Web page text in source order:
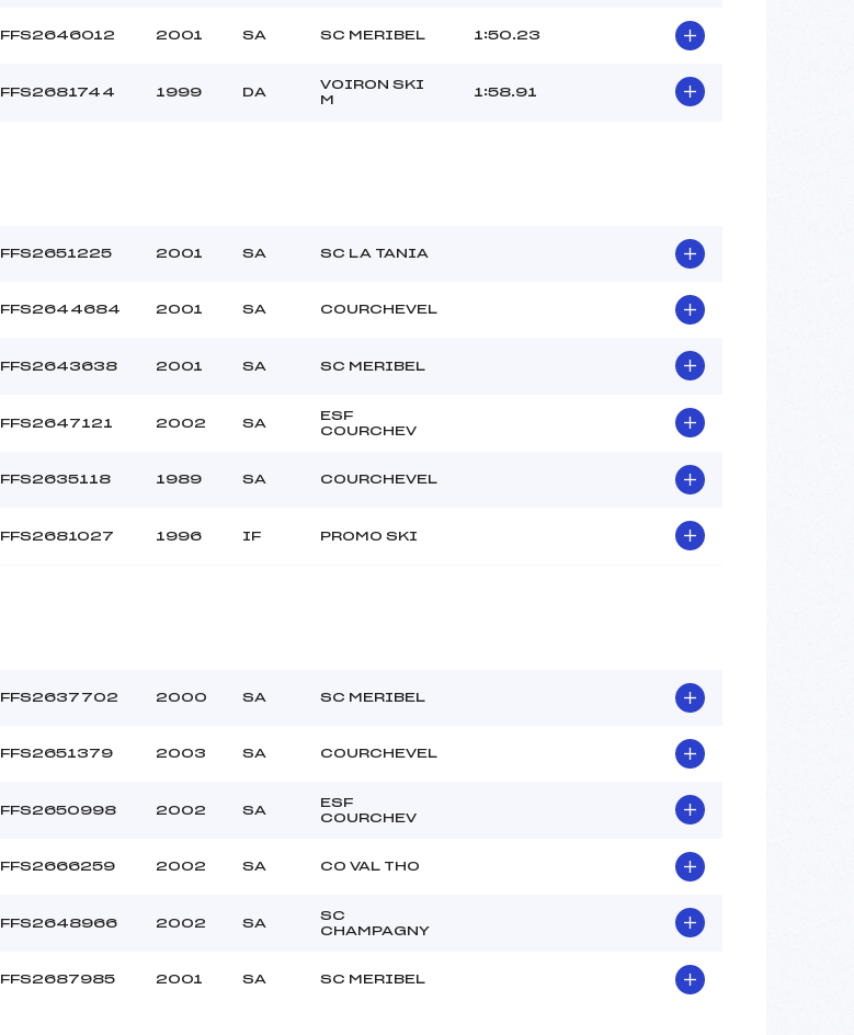
FFS2646012 2001 SA SC MERIBEL 1:50.23
FFS2681744 1999 DA
VOIRON SKI
M
1:58.91
FFS2651225 2001 SA SC LA TANIA
FFS2644684 2001 SA COURCHEVEL
FFS2643638 2001 SA SC MERIBEL
FFS2647121 2002 SA
ESF
COURCHEV
FFS2635118 1989 SA COURCHEVEL
FFS2681027 1996 IF PROMO SKI
FFS2637702 2000 SA SC MERIBEL
FFS2651379 2003 SA COURCHEVEL
FFS2650998 2002 SA
ESF
COURCHEV
FFS2666259 2002 SA CO VAL THO
FFS2648966 2002 SA
SC
CHAMPAGNY
FFS2687985 2001 SA SC MERIBEL